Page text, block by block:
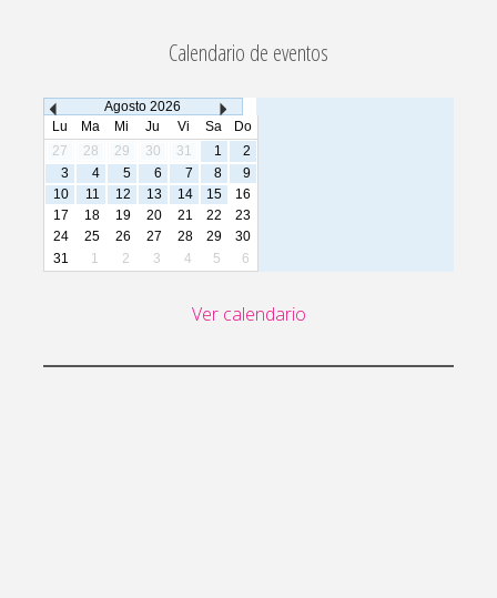
Calendario de eventos
Agosto 2026
Lu
Ma Mi Ju Vi Sa
Do
27
28 29 30 31 1
2
3
4 5 6 7 8
9
10
11 12 13 14 15
16
17
18 19 20 21 22
23
24
25 26 27 28 29
30
31
1 2 3 4 5 6
Ver calendario